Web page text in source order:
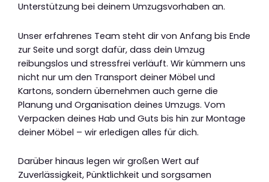
Unterstützung bei deinem Umzugsvorhaben an.
Unser erfahrenes Team steht dir von Anfang bis Ende
zur Seite und sorgt dafür, dass dein Umzug
reibungslos und stressfrei verläuft. Wir kümmern uns
nicht nur um den Transport deiner Möbel und
Kartons, sondern übernehmen auch gerne die
Planung und Organisation deines Umzugs. Vom
Verpacken deines Hab und Guts bis hin zur Montage
deiner Möbel – wir erledigen alles für dich.
Darüber hinaus legen wir großen Wert auf
Zuverlässigkeit, Pünktlichkeit und sorgsamen